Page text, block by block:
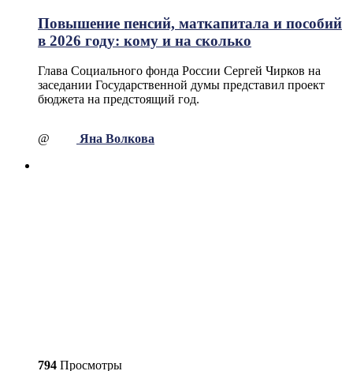
Повышение пенсий, маткапитала и пособий
в 2026 году: кому и на сколько
Глава Социального фонда России Сергей Чирков на
заседании Государственной думы представил проект
бюджета на предстоящий год.
@ Яна Волкова
794 Просмотры